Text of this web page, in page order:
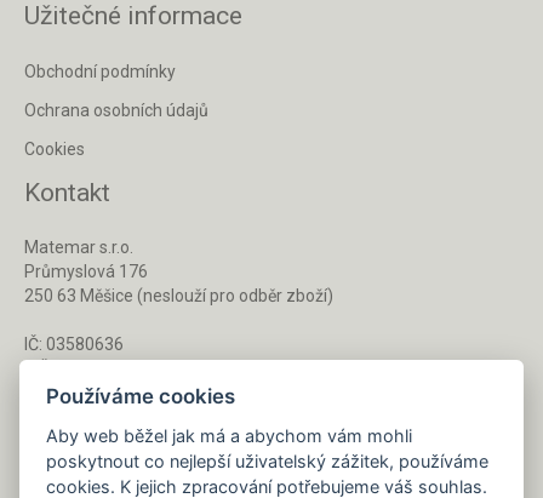
Užitečné informace
Obchodní podmínky
Ochrana osobních údajů
Cookies
Kontakt
Matemar s.r.o.
Průmyslová 176
250 63 Měšice (neslouží pro odběr zboží)
IČ: 03580636
Po - Pá 8 - 16 h
733 127 788
Používáme cookies
Aby web běžel jak má a abychom vám mohli
poskytnout co nejlepší uživatelský zážitek, používáme
cookies. K jejich zpracování potřebujeme váš souhlas.